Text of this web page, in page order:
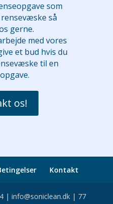
som
så
gerne.
med vores
et bud hvis du
til en
os!
Kontakt
| info@soniclean.dk | 77